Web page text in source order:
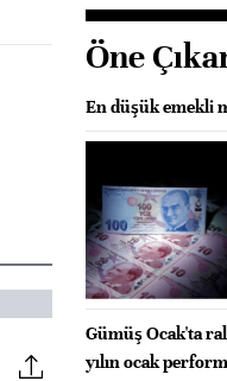
Öne
En düşük emekli
Gümüş Ocak'ta
yılın ocak